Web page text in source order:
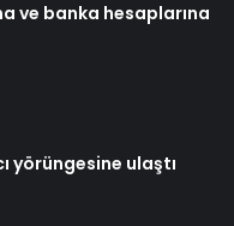
ve banka hesaplarına
yörüngesine ulaştı